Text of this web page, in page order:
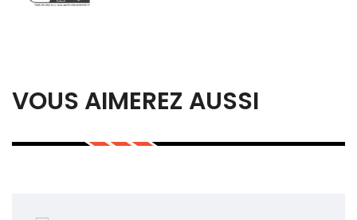
VOUS AIMEREZ AUSSI